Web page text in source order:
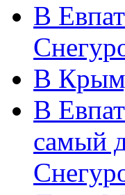
В
В
В
самый